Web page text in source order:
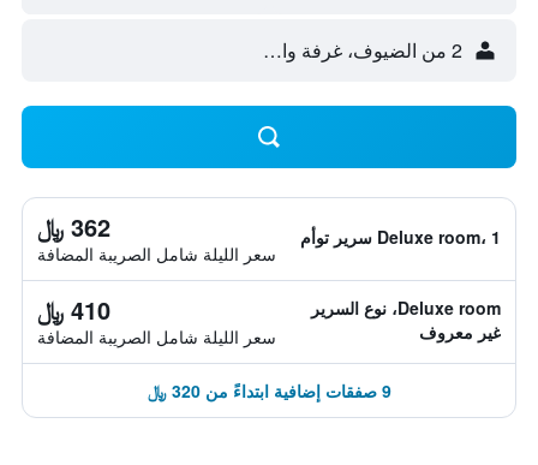
2 من الضيوف، غرفة واحدة
Deluxe room، 1 سرير توأم 362 ﷼
سعر الليلة شامل الصريبة المضافة
Deluxe room، نوع السرير
غير معروف
410 ﷼
سعر الليلة شامل الصريبة المضافة
9 صفقات إضافية ابتداءً من 320 ﷼